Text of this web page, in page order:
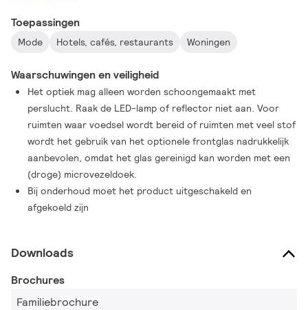
Toepassingen
Mode Hotels, cafés, restaurants Woningen
Waarschuwingen en veiligheid
Het optiek mag alleen worden schoongemaakt met
perslucht. Raak de LED-lamp of reflector niet aan. Voor
ruimten waar voedsel wordt bereid of ruimten met veel stof
wordt het gebruik van het optionele frontglas nadrukkelijk
aanbevolen, omdat het glas gereinigd kan worden met een
(droge) microvezeldoek.
Bij onderhoud moet het product uitgeschakeld en
afgekoeld zijn
Downloads
Brochures
Familiebrochure